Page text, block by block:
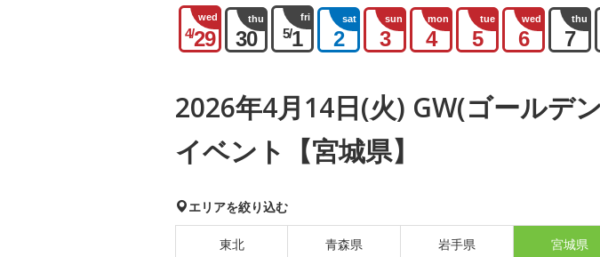
wed
4/29
thu
30
fri
5/1
sat
2
sun
3
mon
4
tue
5
wed
6
thu
7
2026年4月14日(火) GW(ゴールデ
イベント【宮城県】
エリアを絞り込む
東北 青森県 岩手県 宮城県